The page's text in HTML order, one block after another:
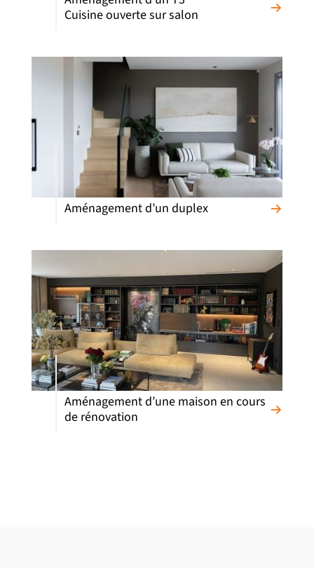
Cuisine ouverte sur salon
Aménagement d’un duplex
Aménagement d’une maison en cours
de rénovation